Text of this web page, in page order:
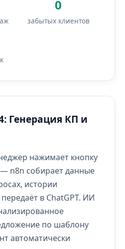
0
забытых клиентов
Генерация КП и
нажимает кнопку
— n8n собирает данные
истории
в ChatGPT. ИИ
по шаблону
автоматически